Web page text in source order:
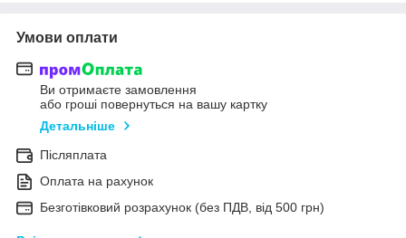
Умови оплати
Ви отримаєте замовлення
або гроші повернуться на вашу картку
Детальніше
Післяплата
Оплата на рахунок
Безготівковий розрахунок (без ПДВ, від 500 грн)